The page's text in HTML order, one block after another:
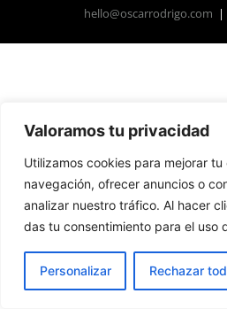
Valoramos tu privacidad
Utilizamos cookies para mejorar
navegación, ofrecer anuncios o
analizar nuestro tráfico. Al hacer
das tu consentimiento para el uso
Personalizar Rechazar
hello@oscarrodrigo.com |